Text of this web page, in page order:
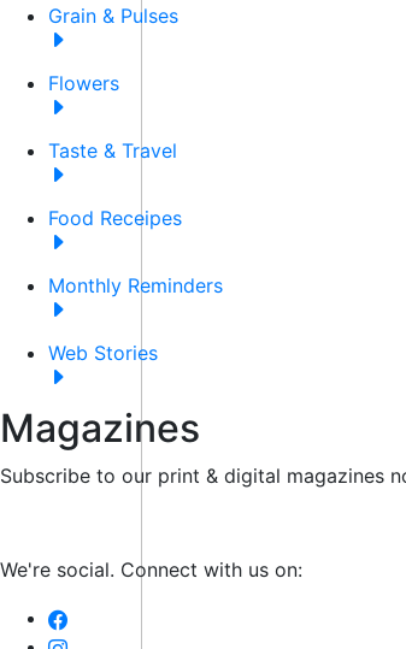
Grain & Pulses
Flowers
Taste & Travel
Food Receipes
Monthly Reminders
Web Stories
Magazines
Subscribe to our print & digital magazines
We're social. Connect with us on: